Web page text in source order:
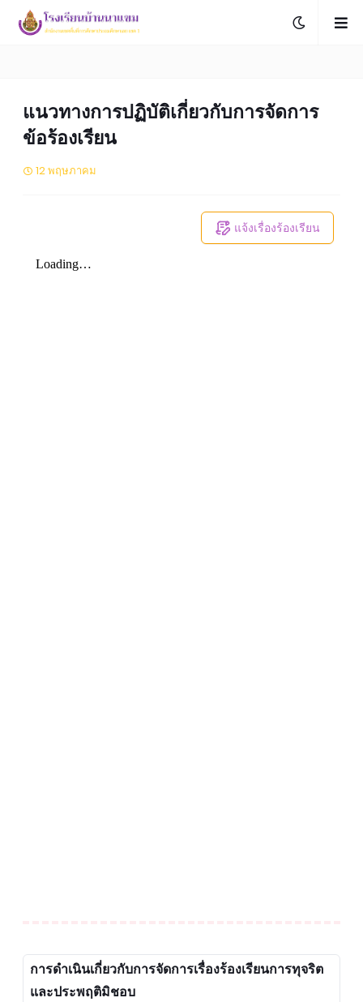
แนวทางการปฏิบัติเกี่ยวกับการจัดการ
ข้อร้องเรียน
12 พฤษภาคม
แจ้งเรื่องร้องเรียน
การดำเนินเกี่ยวกับการจัดการเรื่องร้องเรียนการทุจริต
และประพฤติมิชอบ